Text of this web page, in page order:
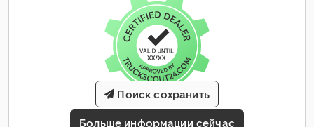
Больше информации сейчас
Поиск сохранить